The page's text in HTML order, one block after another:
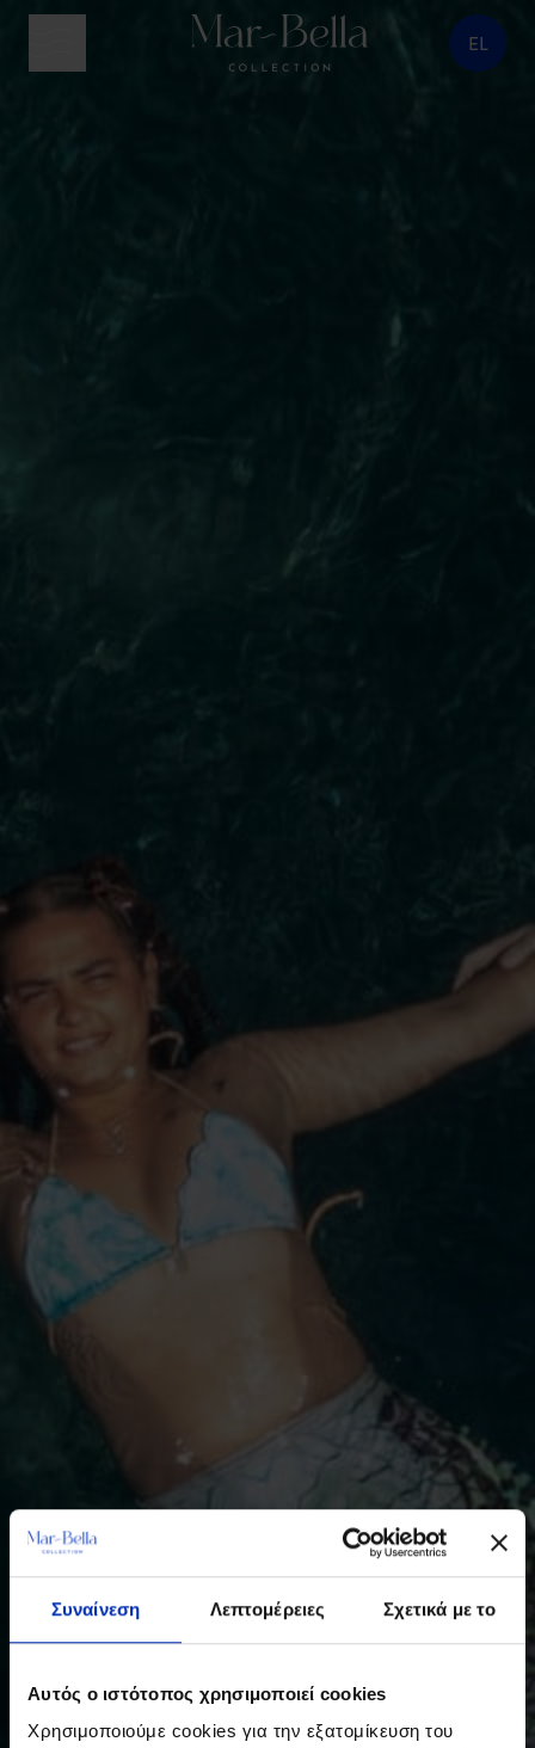
Συναίνεση Λεπτομέρειες Σχετικά με το
Αυτός ο ιστότοπος χρησιμοποιεί cookies
Χρησιμοποιούμε cookies για την εξατομίκευση του
EL